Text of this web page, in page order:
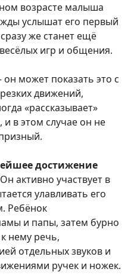
возрасте малыша
услышат его первый
же станет ещё
игр и общения.
может показать это с
движений,
«рассказывает»
и в этом случае он не
достижение
активно участвует в
улавливать его
Ребёнок
и папы, затем бурно
нему речь,
отдельных звуков и
ручек и ножек.